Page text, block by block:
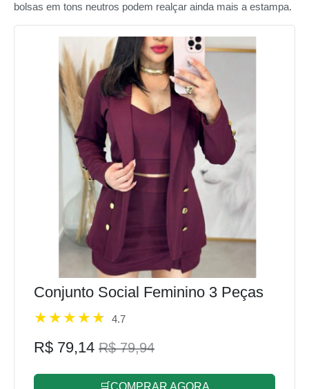
bolsas em tons neutros podem realçar ainda mais a estampa.
Conjunto Social Feminino 3 Peças
4.7
R$ 79,14 R$ 79,94
🛒COMPRAR AGORA